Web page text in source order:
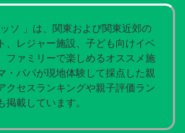
ソ 」は、関東および関東近郊の
、レジャー施設、子ども向けイベ
ファミリーで楽しめるオススメ施
・パパが現地体験して採点した親
クセスランキングや親子評価ラン
掲載しています。